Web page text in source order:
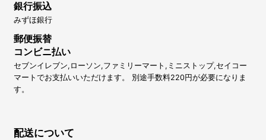
銀行振込
みずほ銀行
郵便振替
コンビニ払い
セブンイレブン,ローソン,ファミリーマート,ミニストップ,セイコー
マートでお支払いいただけます。 別途手数料220円が必要になりま
す。
配送について